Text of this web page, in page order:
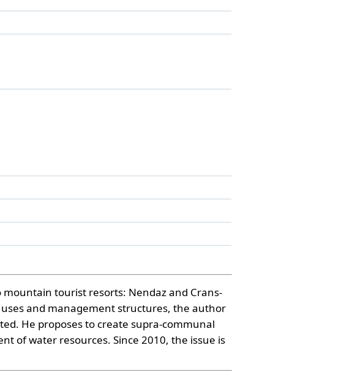
tourist resorts: Nendaz and Crans-
and management structures, the author
He proposes to create supra-communal
of water resources. Since 2010, the issue is